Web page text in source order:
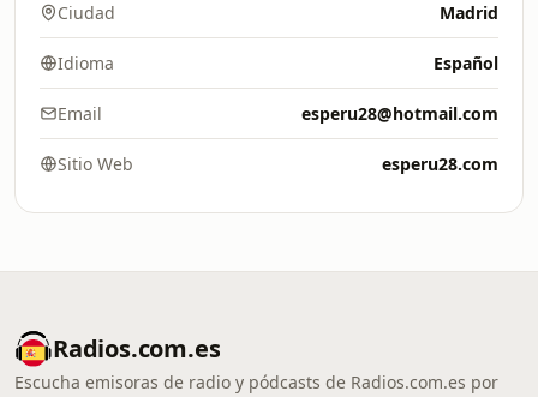
Ciudad Madrid
Idioma Español
Email esperu28@hotmail.com
Sitio Web esperu28.com
Radios.com.es
Escucha emisoras de radio y pódcasts de Radios.com.es por